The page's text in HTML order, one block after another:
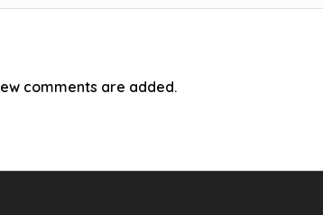
comments are added.